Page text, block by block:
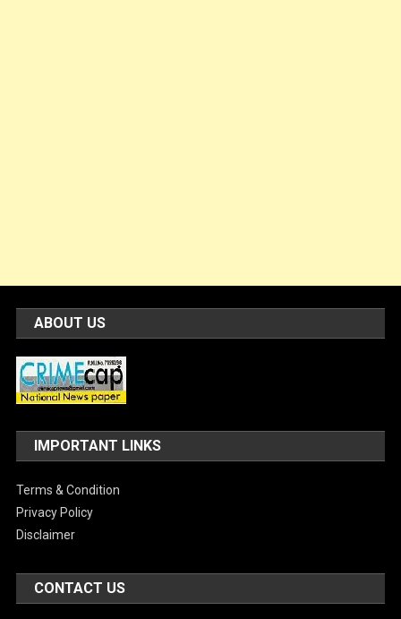
ABOUT US
IMPORTANT LINKS
Terms & Condition
Privacy Policy
Disclaimer
CONTACT US